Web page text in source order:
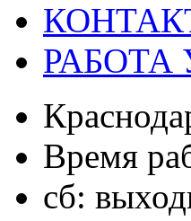
РАБОТА
Время
сб: